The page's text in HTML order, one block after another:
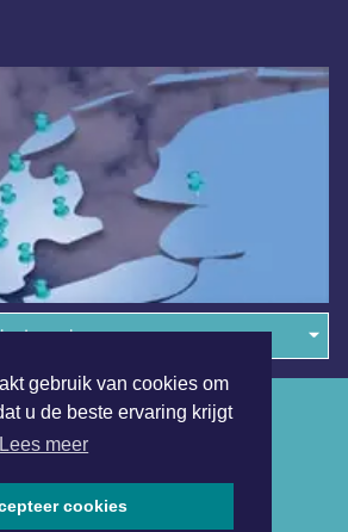
gebruik van cookies om
u de beste ervaring krijgt
Lees meer
cookies
de regio